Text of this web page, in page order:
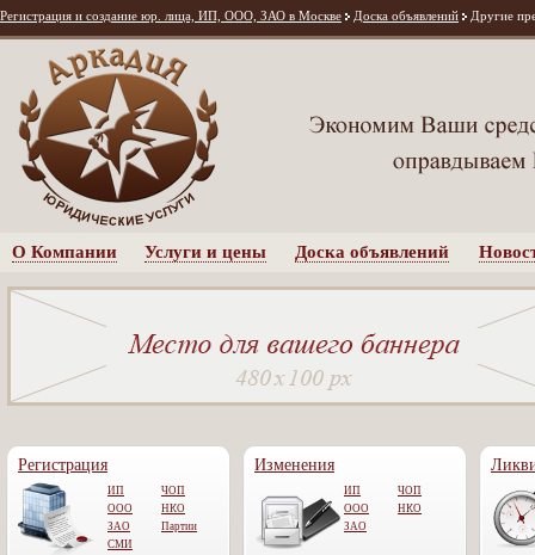
Регистрация и создание юр. лица, ИП, ООО, ЗАО в Москве Доска объявлений Другие
О Компании Услуги и цены Доска объявлений
Регистрация
ИП
ЧОП
ООО
НКО
ЗАО
Партии
СМИ
Изменения
ИП
ЧОП
OOO
НКО
ЗАО